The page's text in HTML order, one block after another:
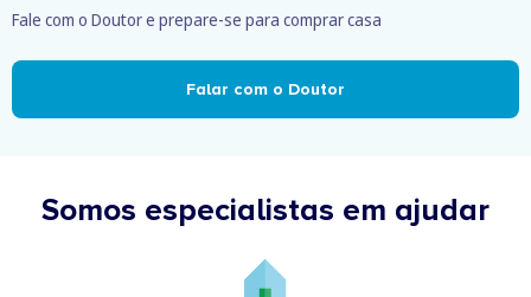
Fale com o Doutor e prepare-se para comprar casa
Falar com o Doutor
Somos especialistas em ajudar